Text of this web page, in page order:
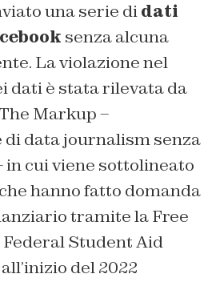
una serie didati
senza alcuna
La violazione nel
dati è stata rilevata da
Markup –
di data journalism senza
in cui viene sottolineato
hanno fatto domanda
tramite la Free
Student Aid
del 2022